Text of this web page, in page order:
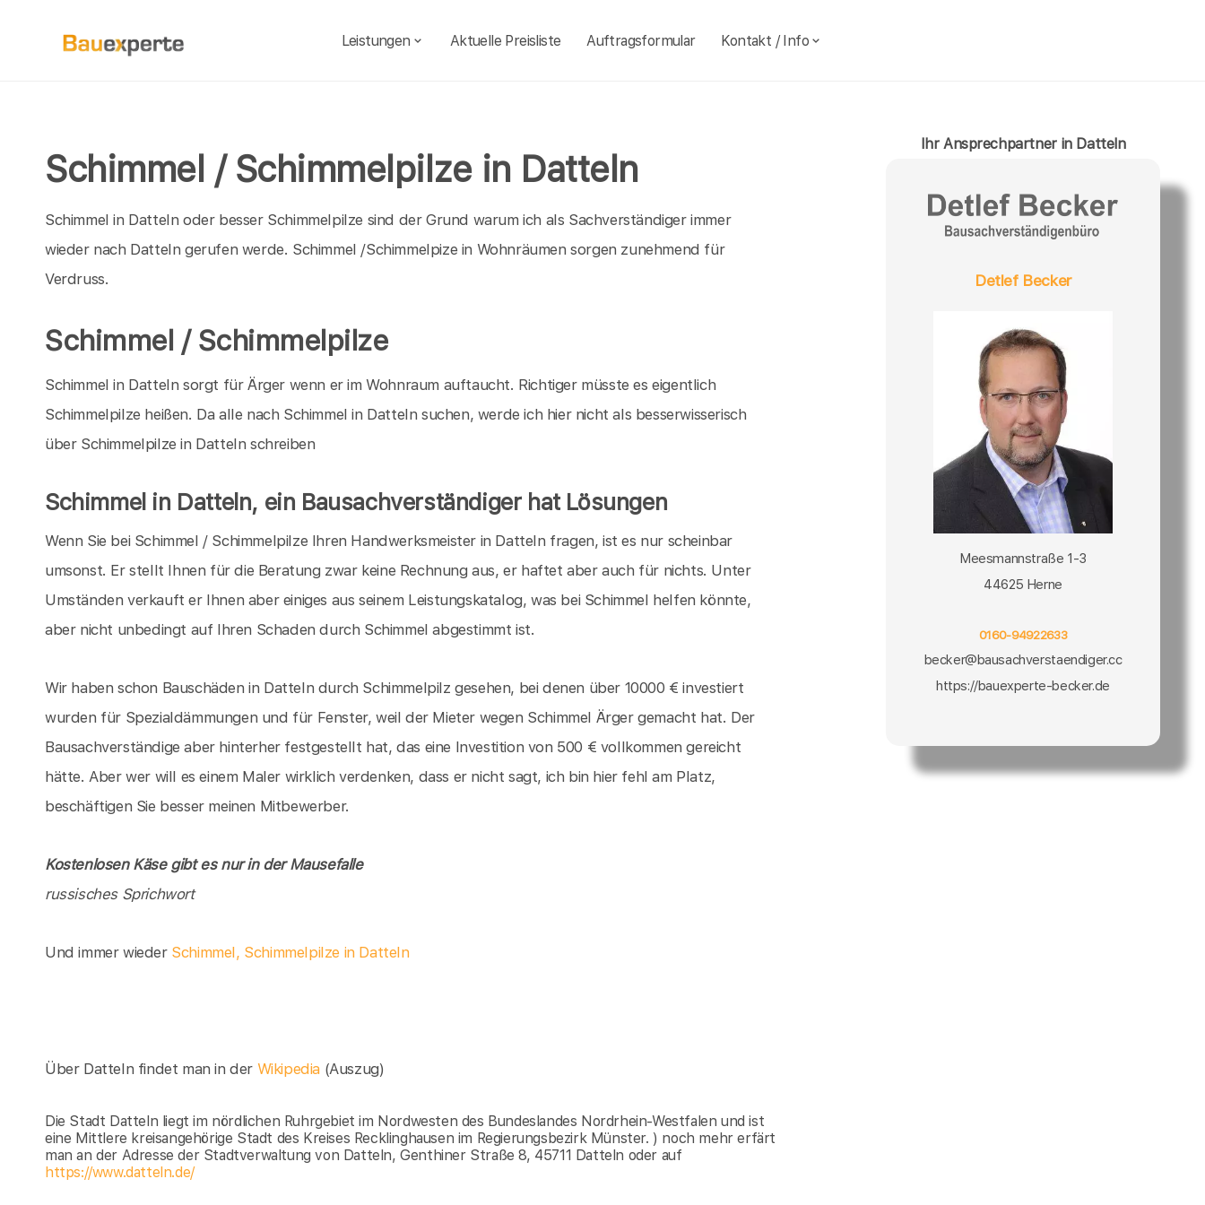
Leistungen Aktuelle Preisliste Auftragsformular Kontakt / Info
Schimmel / Schimmelpilze in Datteln
Schimmel in Datteln oder besser Schimmelpilze sind der Grund warum ich als Sachverständiger immer
wieder nach Datteln gerufen werde. Schimmel /Schimmelpize in Wohnräumen sorgen zunehmend für
Verdruss.
Schimmel / Schimmelpilze
Schimmel in Datteln sorgt für Ärger wenn er im Wohnraum auftaucht. Richtiger müsste es eigentlich
Schimmelpilze heißen. Da alle nach Schimmel in Datteln suchen, werde ich hier nicht als besserwisserisch
über Schimmelpilze in Datteln schreiben
Schimmel in Datteln, ein Bausachverständiger hat Lösungen
Wenn Sie bei Schimmel / Schimmelpilze Ihren Handwerksmeister in Datteln fragen, ist es nur scheinbar
umsonst. Er stellt Ihnen für die Beratung zwar keine Rechnung aus, er haftet aber auch für nichts. Unter
Umständen verkauft er Ihnen aber einiges aus seinem Leistungskatalog, was bei Schimmel helfen könnte,
aber nicht unbedingt auf Ihren Schaden durch Schimmel abgestimmt ist.
Wir haben schon Bauschäden in Datteln durch Schimmelpilz gesehen, bei denen über 10000 € investiert
wurden für Spezialdämmungen und für Fenster, weil der Mieter wegen Schimmel Ärger gemacht hat. Der
Bausachverständige aber hinterher festgestellt hat, das eine Investition von 500 € vollkommen gereicht
hätte. Aber wer will es einem Maler wirklich verdenken, dass er nicht sagt, ich bin hier fehl am Platz,
beschäftigen Sie besser meinen Mitbewerber.
Kostenlosen Käse gibt es nur in der Mausefalle
russisches Sprichwort
Und immer wieder Schimmel, Schimmelpilze in Datteln
Über Datteln findet man in der Wikipedia (Auszug)
Die Stadt Datteln liegt im nördlichen Ruhrgebiet im Nordwesten des Bundeslandes Nordrhein-Westfalen und ist
eine Mittlere kreisangehörige Stadt des Kreises Recklinghausen im Regierungsbezirk Münster. ) noch mehr erfärt
man an der Adresse der Stadtverwaltung von Datteln, Genthiner Straße 8, 45711 Datteln oder auf
https://www.datteln.de/
Ihr Ansprechpartner in Datteln
Detlef Becker
Meesmannstraße 1-3
44625 Herne
0160-94922633
becker@bausachverstaendiger.cc
https://bauexperte-becker.de